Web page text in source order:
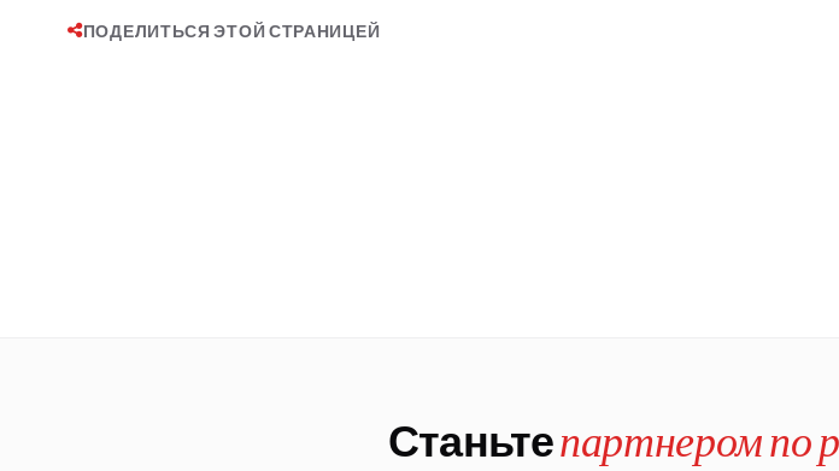
ПОДЕЛИТЬСЯ ЭТОЙ СТРАНИЦЕЙ
Станьтепартнером по